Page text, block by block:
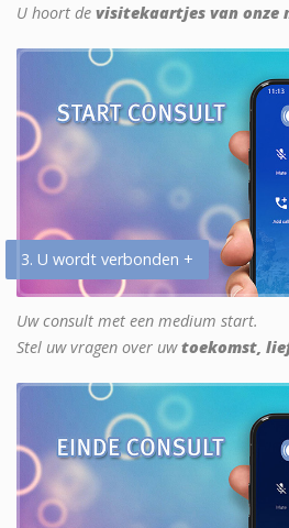
U hoort de visitekaartjes van onze
3. U wordt verbonden +
Uw consult met een medium start.
Stel uw vragen over uwtoekomst,